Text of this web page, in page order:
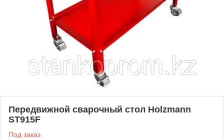
Передвижной сварочный стол Holzmann
ST915F
Под заказ